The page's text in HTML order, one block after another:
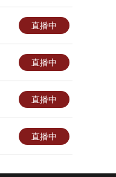
直播中
直播中
直播中
直播中